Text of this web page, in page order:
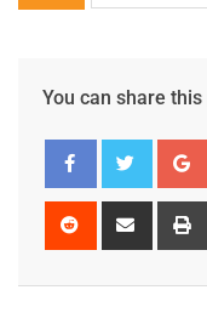
You can share this